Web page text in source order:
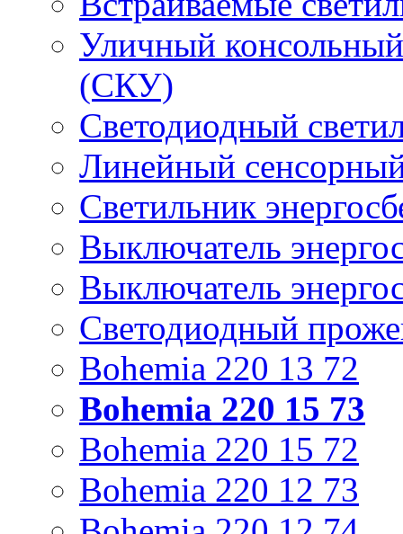
Уличный
(СКУ)
Светодиодный
Линейный
Светильник
Выключатель
Выключатель
Светодиодный
Bohemia 220 13 72
Bohemia 220 15 73
Bohemia 220 15 72
Bohemia 220 12 73